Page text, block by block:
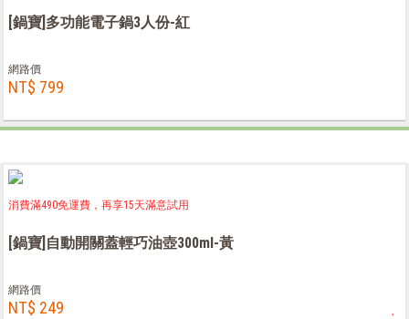
[鍋寶]多功能電子鍋3人份-紅
網路價
NT$ 799
消費滿490免運費，再享15天滿意試用
[鍋寶]自動開關蓋輕巧油壺300ml-黃
網路價
NT$ 249